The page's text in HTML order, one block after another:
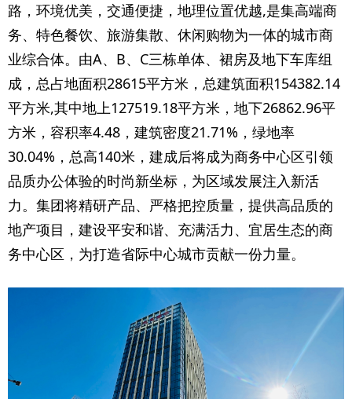
路，环境优美，交通便捷，地理位置优越,是集高端商
务、特色餐饮、旅游集散、休闲购物为一体的城市商
业综合体。由A、B、C三栋单体、裙房及地下车库组
成，总占地面积28615平方米，总建筑面积154382.14
平方米,其中地上127519.18平方米，地下26862.96平
方米，容积率4.48，建筑密度21.71%，绿地率
30.04%，总高140米，建成后将成为商务中心区引领
品质办公体验的时尚新坐标，为区域发展注入新活
力。集团将精研产品、严格把控质量，提供高品质的
地产项目，建设平安和谐、充满活力、宜居生态的商
务中心区，为打造省际中心城市贡献一份力量。